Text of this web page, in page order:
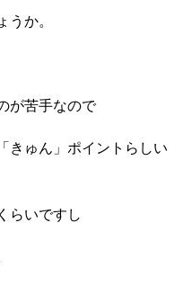
うか。
が苦手なので
きゅん」ポイントらしい
らいですし